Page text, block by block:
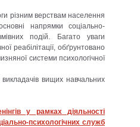
різним верствам населення
напрямки соціально-
подій. Багато уваги
реабілітації, обґрунтовано
системи психологічної
викладачів вищих навчальних
у рамках діяльності
психологічних служб